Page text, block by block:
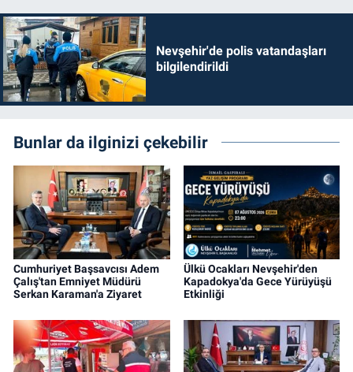
Nevşehir'de polis vatandaşları
bilgilendirildi
Bunlar da ilginizi çekebilir
Cumhuriyet Başsavcısı Adem
Çalış'tan Emniyet Müdürü
Serkan Karaman'a Ziyaret
Ülkü Ocakları Nevşehir'den
Kapadokya'da Gece Yürüyüşü
Etkinliği